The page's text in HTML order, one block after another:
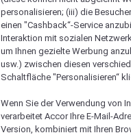
personalisieren; (iii) die
einen "Cashback“-Service
Interaktion mit sozialen
um Ihnen gezielte Werbung
usw.) zwischen diesen
Schaltfläche "Personalisieren“
Wenn Sie der Verwendung von
verarbeitet Accor Ihre E-Mail-
Version, kombiniert mit Ihren